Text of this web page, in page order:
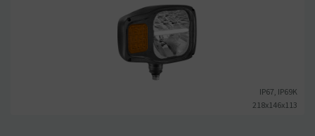
218x146x113
IP67, IP69K